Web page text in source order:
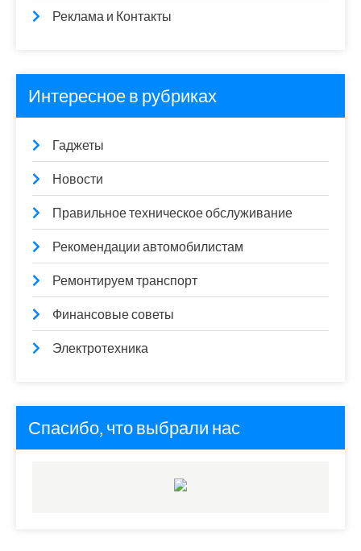
Реклама и Контакты
Интересное в рубриках
Гаджеты
Новости
Правильное техническое обслуживание
Рекомендации автомобилистам
Ремонтируем транспорт
Финансовые советы
Электротехника
Спасибо, что выбрали нас